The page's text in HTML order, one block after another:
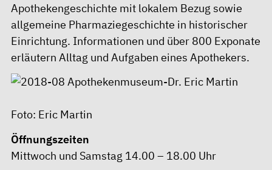
Apothekengeschichte mit lokalem Bezug sowie
allgemeine Pharmaziegeschichte in historischer
Einrichtung. Informationen und über 800 Exponate
erläutern Alltag und Aufgaben eines Apothekers.
Foto: Eric Martin
Öffnungszeiten
Mittwoch und Samstag 14.00 – 18.00 Uhr